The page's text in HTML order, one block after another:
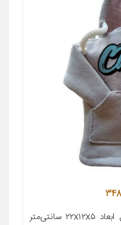
معرفی محصول جزئیات محصول ابعاد ۲۲x۱۲x۵ سانتی‌متر